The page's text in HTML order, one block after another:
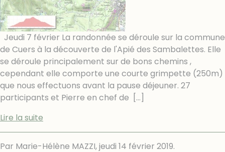
Jeudi 7 février La randonnée se déroule sur la commune
de Cuers à la découverte de l'Apié des Sambalettes. Elle
se déroule principalement sur de bons chemins ,
cependant elle comporte une courte grimpette (250m)
que nous effectuons avant la pause déjeuner. 27
participants et Pierre en chef de
[…]
Lire la suite
Par Marie-Hélène MAZZI,jeudi 14 février 2019.